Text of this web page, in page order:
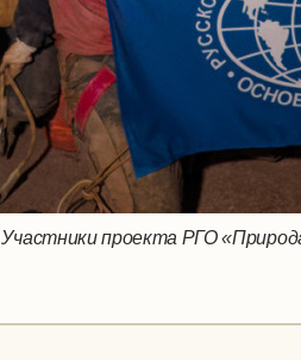
Участники проекта РГО